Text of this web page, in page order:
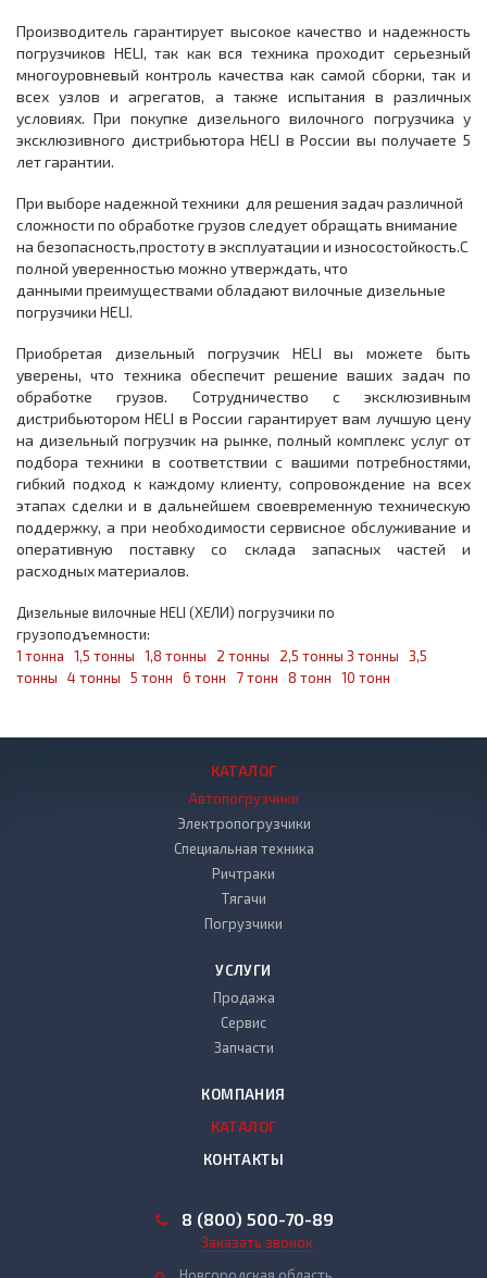
Производитель гарантирует высокое качество и надежность
погрузчиков HELI, так как вся техника проходит серьезный
многоуровневый контроль качества как самой сборки, так и
всех узлов и агрегатов, а также испытания в различных
условиях. При покупке дизельного вилочного погрузчика у
эксклюзивного дистрибьютора HELI в России вы получаете 5
лет гарантии.
При выборе надежной техники для решения задач различной
сложности по обработке грузов следует обращать внимание
на безопасность,простоту в эксплуатации и износостойкость.С
полной уверенностью можно утверждать, что
данными преимуществами обладают вилочные дизельные
погрузчики HELI.
Приобретая дизельный погрузчик HELI вы можете быть
уверены, что техника обеспечит решение ваших задач по
обработке грузов. Сотрудничество с эксклюзивным
дистрибьютором HELI в России гарантирует вам лучшую цену
на дизельный погрузчик на рынке, полный комплекс услуг от
подбора техники в соответствии с вашими потребностями,
гибкий подход к каждому клиенту, сопровождение на всех
этапах сделки и в дальнейшем своевременную техническую
поддержку, а при необходимости сервисное обслуживание и
оперативную поставку со склада запасных частей и
расходных материалов.
Дизельные вилочные HELI (ХЕЛИ) погрузчики по
грузоподъемности:
1 тонна
1,5 тонны 1,8 тонны 2 тонны 2,5 тонны 3 тонны
3,5
тонны
4 тонны 5 тонн 6 тонн 7 тонн 8 тонн 10 тонн
КАТАЛОГ
Автопогрузчики
Электропогрузчики
Специальная техника
Ричтраки
Тягачи
Погрузчики
УСЛУГИ
Продажа
Сервис
Запчасти
КОМПАНИЯ
КАТАЛОГ
КОНТАКТЫ
8 (800) 500-70-89
Заказать звонок